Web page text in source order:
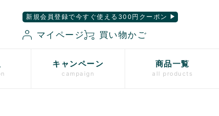
新規会員登録で今すぐ使える300円クーポン
マイページ 買い物かご
キャンペーン
campaign
商品一覧
all products